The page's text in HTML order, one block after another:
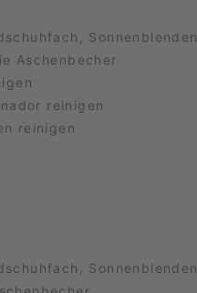
Sonnenblenden,
Aschenbecher
reinigen
reinigen
Sonnenblenden,